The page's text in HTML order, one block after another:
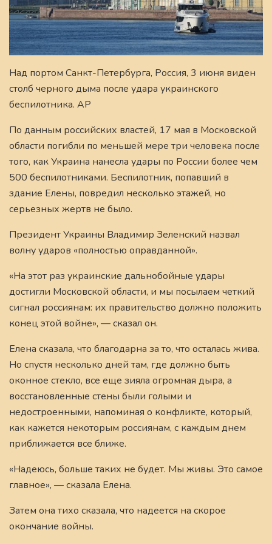
Над портом Санкт-Петербурга, Россия, 3 июня виден
столб черного дыма после удара украинского
беспилотника. AP
По данным российских властей, 17 мая в Московской
области погибли по меньшей мере три человека после
того, как Украина нанесла удары по России более чем
500 беспилотниками. Беспилотник, попавший в
здание Елены, повредил несколько этажей, но
серьезных жертв не было.
Президент Украины Владимир Зеленский назвал
волну ударов «полностью оправданной».
«На этот раз украинские дальнобойные удары
достигли Московской области, и мы посылаем четкий
сигнал россиянам: их правительство должно положить
конец этой войне», — сказал он.
Елена сказала, что благодарна за то, что осталась жива.
Но спустя несколько дней там, где должно быть
оконное стекло, все еще зияла огромная дыра, а
восстановленные стены были голыми и
недостроенными, напоминая о конфликте, который,
как кажется некоторым россиянам, с каждым днем
приближается все ближе.
«Надеюсь, больше таких не будет. Мы живы. Это самое
главное», — сказала Елена.
Затем она тихо сказала, что надеется на скорое
окончание войны.